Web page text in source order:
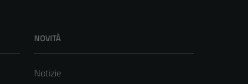
NOVITÀ
Notizie